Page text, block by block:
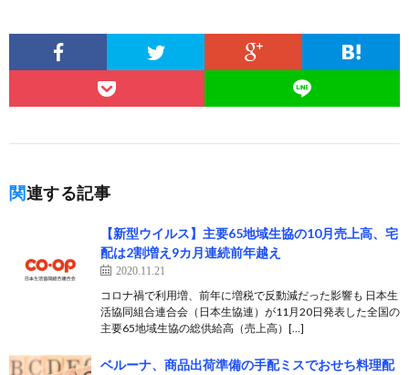
関連する記事
【新型ウイルス】主要65地域生協の10月売上高、宅
配は2割増え9カ月連続前年越え
2020.11.21
コロナ禍で利用増、前年に増税で反動減だった影響も 日本生
活協同組合連合会（日本生協連）が11月20日発表した全国の
主要65地域生協の総供給高（売上高）[…]
ベルーナ、商品出荷準備の手配ミスでおせち料理配